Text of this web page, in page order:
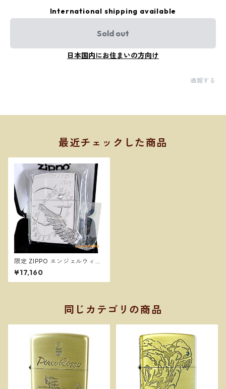
International shipping available
Sold out
日本国内にお住まいの方向け
通報する
最近チェックした商品
限定 ZIPPO エンジェルウィン
グ 20周年記念 プラチナミラ
ー ジッポー オイルライター
¥17,160
同じカテゴリの商品